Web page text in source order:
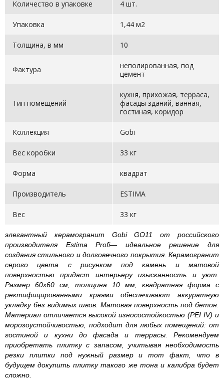
Количество в упаковке 4 шт.
Упаковка 1,44 м2
Толщина, в мм 10
Фактура
неполированная, под
цемент
Тип помещений
кухня, прихожая, терраса,
фасады зданий, ванная,
гостиная, коридор
Коллекция Gobi
Вес коробки 33 кг
Форма квадрат
Производитель ESTIMA
Вес 33 кг
элегантный керамогранит Gobi GO11 от российского
производителя Estima Profi— идеальное решение для
создания стильного и долговечного покрытия. Керамогранит
серого цвета с рисунком под камень и матовой
поверхностью придаст интерьеру изысканность и уют.
Размер 60х60 см, толщина 10 мм, квадратная форма с
ректифицированными краями обеспечивают аккуратную
укладку без видимых швов. Матовая поверхность под бетон.
Материал отличается высокой износостойкостью (PEI IV) и
морозоустойчивостью, подходит для любых помещений: от
гостиной и кухни до фасада и террасы. Рекомендуем
приобретать плитку с запасом, учитывая необходимость
резки плитки под нужный размер и тот факт, что в
будущем докупить плитку такого же тона и калибра будет
сложно.